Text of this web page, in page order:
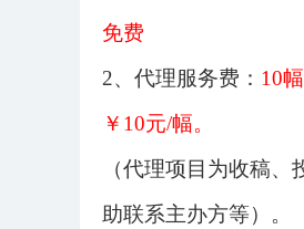
免费
2、代理服务费： 10
￥ 10元/幅。
（代理项目为收稿
助联系主办方等）。